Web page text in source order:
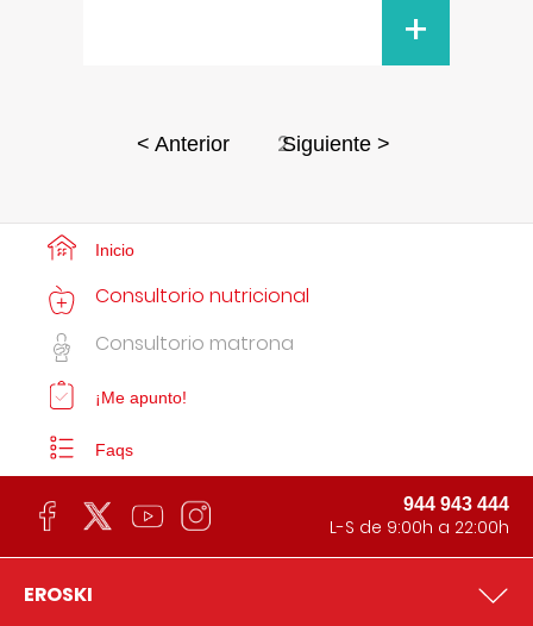
+
< Anterior 2Siguiente >
Inicio
Consultorio nutricional
Consultorio matrona
¡Me apunto!
Faqs
944 943 444
L-S de 9:00h a 22:00h
EROSKI